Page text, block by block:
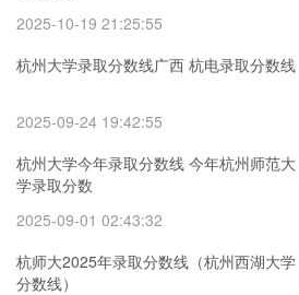
2025-10-19 21:25:55
杭州大学录取分数线广西 杭电录取分数线
2025-09-24 19:42:55
杭州大学今年录取分数线 今年杭州师范大
学录取分数
2025-09-01 02:43:32
杭师大2025年录取分数线（杭州西湖大学
分数线）